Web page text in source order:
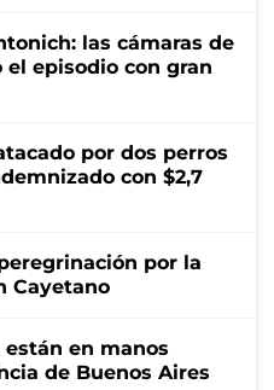
las cámaras de
episodio con gran
por dos perros
con $2,7
por la
Cayetano
en manos
de Buenos Aires